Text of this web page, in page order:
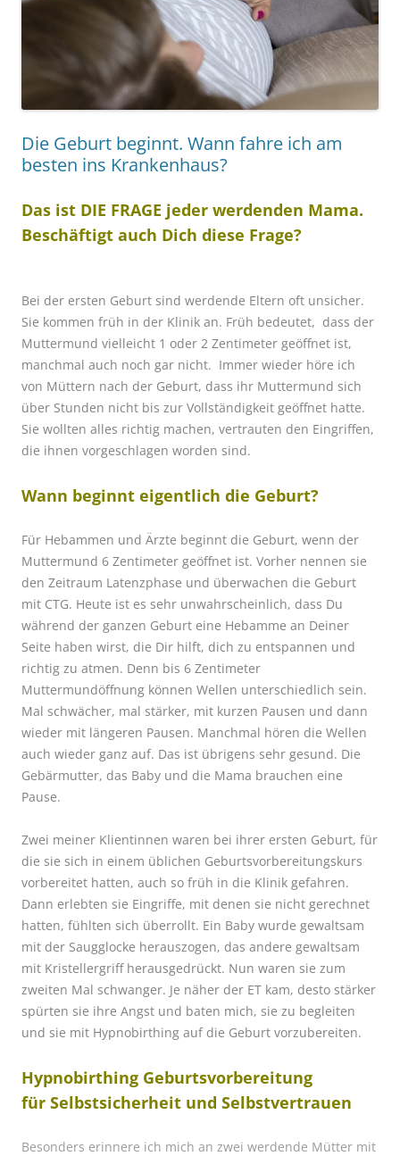
Die Geburt beginnt. Wann fahre ich am
besten ins Krankenhaus?
Das ist DIE FRAGE jeder werdenden Mama.
Beschäftigt auch Dich diese Frage?
Bei der ersten Geburt sind werdende Eltern oft unsicher.
Sie kommen früh in der Klinik an. Früh bedeutet, dass der
Muttermund vielleicht 1 oder 2 Zentimeter geöffnet ist,
manchmal auch noch gar nicht. Immer wieder höre ich
von Müttern nach der Geburt, dass ihr Muttermund sich
über Stunden nicht bis zur Vollständigkeit geöffnet hatte.
Sie wollten alles richtig machen, vertrauten den Eingriffen,
die ihnen vorgeschlagen worden sind.
Wann beginnt eigentlich die Geburt?
Für Hebammen und Ärzte beginnt die Geburt, wenn der
Muttermund 6 Zentimeter geöffnet ist. Vorher nennen sie
den Zeitraum Latenzphase und überwachen die Geburt
mit CTG. Heute ist es sehr unwahrscheinlich, dass Du
während der ganzen Geburt eine Hebamme an Deiner
Seite haben wirst, die Dir hilft, dich zu entspannen und
richtig zu atmen. Denn bis 6 Zentimeter
Muttermundöffnung können Wellen unterschiedlich sein.
Mal schwächer, mal stärker, mit kurzen Pausen und dann
wieder mit längeren Pausen. Manchmal hören die Wellen
auch wieder ganz auf. Das ist übrigens sehr gesund. Die
Gebärmutter, das Baby und die Mama brauchen eine
Pause.
Zwei meiner Klientinnen waren bei ihrer ersten Geburt, für
die sie sich in einem üblichen Geburtsvorbereitungskurs
vorbereitet hatten, auch so früh in die Klinik gefahren.
Dann erlebten sie Eingriffe, mit denen sie nicht gerechnet
hatten, fühlten sich überrollt. Ein Baby wurde gewaltsam
mit der Saugglocke herauszogen, das andere gewaltsam
mit Kristellergriff herausgedrückt. Nun waren sie zum
zweiten Mal schwanger. Je näher der ET kam, desto stärker
spürten sie ihre Angst und baten mich, sie zu begleiten
und sie mit Hypnobirthing auf die Geburt vorzubereiten.
Hypnobirthing Geburtsvorbereitung
für Selbstsicherheit und Selbstvertrauen
Besonders erinnere ich mich an zwei werdende Mütter mit